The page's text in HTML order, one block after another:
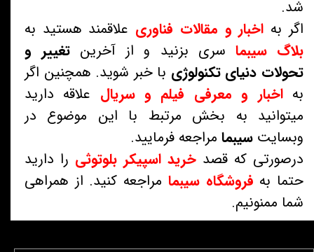
شد.
اگر به اخبار و مقالات فناوری علاقمند هستید به
بلاگ سیبما سری بزنید و از آخرین تغییر و
تحولات دنیای تکنولوژی با خبر شوید. همچنین اگر
بهاخبار و معرفی فیلم و سریال علاقه دارید
میتوانید به بخش مرتبط با این موضوع در
وبسایت سیبما مراجعه فرمایید.
درصورتی که قصد خرید اسپیکر بلوتوثی را دارید
حتما به فروشگاه سیبما مراجعه کنید. از همراهی
شما ممنونیم.